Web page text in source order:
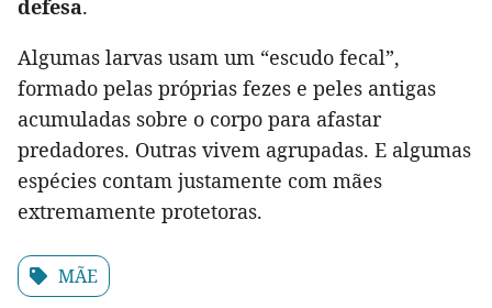
defesa.
Algumas larvas usam um “escudo fecal”,
formado pelas próprias fezes e peles antigas
acumuladas sobre o corpo para afastar
predadores. Outras vivem agrupadas. E algumas
espécies contam justamente com mães
extremamente protetoras.
MÃE